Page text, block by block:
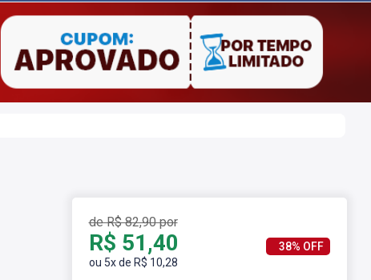
de R$ 82,90 por
R$ 51,40
ou 5x de R$ 10,28
38% OFF